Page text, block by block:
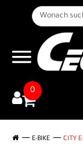
0
E-BIKE CITY